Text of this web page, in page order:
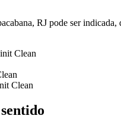
RJ pode ser
Clean
Clean